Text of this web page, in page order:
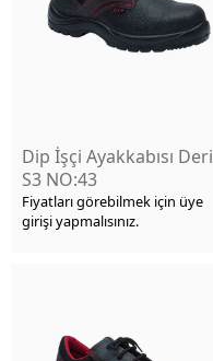
Dip İşçi Ayakkabısı Deri
S3 NO:43
Fiyatları görebilmek için üye
girişi yapmalısınız.